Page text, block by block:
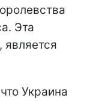
Эта
Украина